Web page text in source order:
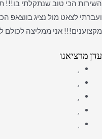
השירות הכי טוב שנתקלתי בו!!!
ועברתי לצאט מול נציג בווצאפ
מקצוענים!!! אני ממליצה לכולם
עדן מרציאנו